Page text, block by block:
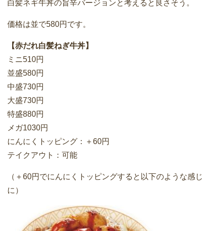
白髪ネギ牛丼の旨辛バージョンと考えると良さそう。
価格は並で580円です。
【赤だれ白髪ねぎ牛丼】
ミニ510円
並盛580円
中盛730円
大盛730円
特盛880円
メガ1030円
にんにくトッピング：＋60円
テイクアウト：可能
（＋60円でにんにくトッピングすると以下のような感じ
に）